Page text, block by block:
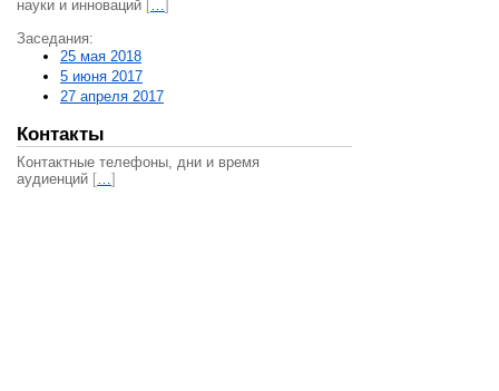
науки и инноваций […]
Заседания:
25 мая 2018
5 июня 2017
27 апреля 2017
Контакты
Контактные телефоны, дни и время
аудиенций […]